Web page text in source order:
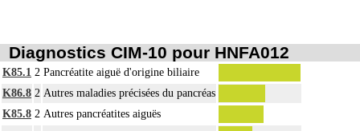
Diagnostics CIM-10 pour HNFA012
K85.1 2 Pancréatite aiguë d'origine biliaire
K86.8 2 Autres maladies précisées du pancréas
K85.8 2 Autres pancréatites aiguës